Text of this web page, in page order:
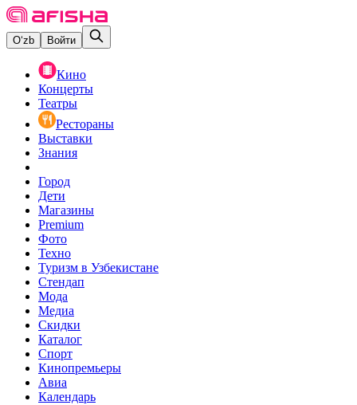
O‘zb Войти
Кино
Концерты
Театры
Рестораны
Выставки
Знания
Город
Дети
Магазины
Premium
Фото
Техно
Туризм в Узбекистане
Стендап
Мода
Медиа
Скидки
Каталог
Спорт
Кинопремьеры
Авиа
Календарь